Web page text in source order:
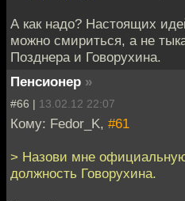
А как надо? Настоящих
можно смириться, а не
Позднера и Говорухина.
Пенсионер »
#66 | 13.02.12 22:07
Кому: Fedor_K, #61
> Назови мне
должность Говорухина.